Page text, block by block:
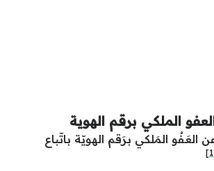
الملكي برقم الهوية
العَفُو المَلكي برَقم الهويّة باتّباع